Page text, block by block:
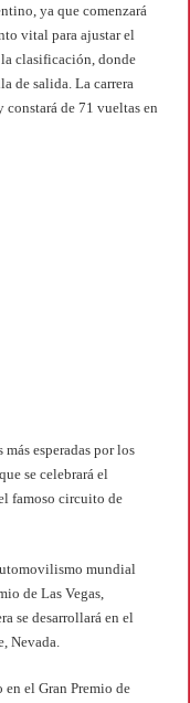
ya que comenzará
vital para ajustar el
clasificación, donde
de salida. La carrera
de 71 vueltas en
esperadas por los
se celebrará el
famoso circuito de
mundial
de Las Vegas,
se desarrollará en el
Nevada.
en el Gran Premio de